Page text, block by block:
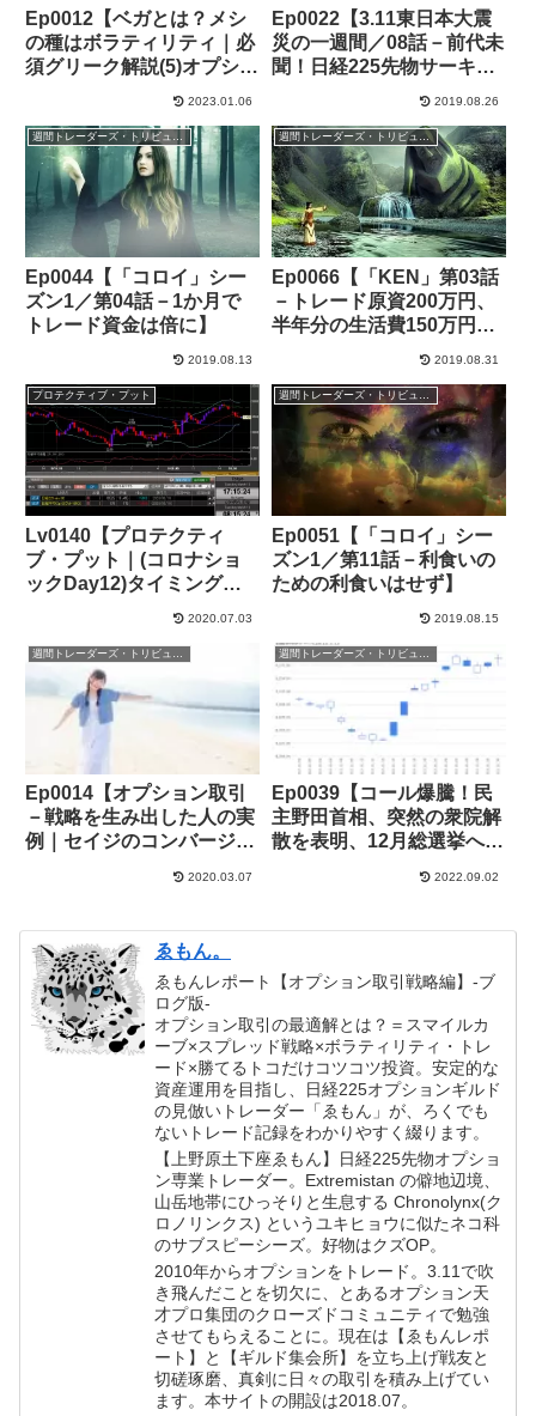
Ep0012【ベガとは？メシ
の種はボラティリティ｜必
須グリーク解説(5)オプショ
2023.01.06
Ep0022【3.11東日本大震
災の一週間／08話－前代未
聞！日経225先物サーキッ
2019.08.26
週間トレーダーズ・トリビューン
Ep0044【「コロイ」シー
ズン1／第04話－1か月で
トレード資金は倍に】
2019.08.13
週間トレーダーズ・トリビューン
Ep0066【「KEN」第03話
－トレード原資200万円、
半年分の生活費150万円で
2019.08.31
プロテクティブ・プット
Lv0140【プロテクティ
ブ・プット｜(コロナショ
ックDay12)タイミングを
2020.07.03
週間トレーダーズ・トリビューン
Ep0051【「コロイ」シー
ズン1／第11話－利食いの
ための利食いはせず】
2019.08.15
週間トレーダーズ・トリビューン
Ep0014【オプション取引
－戦略を生み出した人の実
例｜セイジのコンバージョ
2020.03.07
週間トレーダーズ・トリビューン
Ep0039【コール爆騰！民
主野田首相、突然の衆院解
散を表明、12月総選挙へー
2022.09.02
ゑもん。
ゑもんレポート【オプション取引戦略編】-ブ
ログ版-
オプション取引の最適解とは？＝スマイルカ
ーブ×スプレッド戦略×ボラティリティ・トレ
ード×勝てるトコだけコツコツ投資。安定的な
資産運用を目指し、日経225オプションギルド
の見倣いトレーダー「ゑもん」が、ろくでも
ないトレード記録をわかりやすく綴ります。
【上野原土下座ゑもん】日経225先物オプショ
ン専業トレーダー。Extremistan の僻地辺境、
山岳地帯にひっそりと生息する Chronolynx(ク
ロノリンクス) というユキヒョウに似たネコ科
のサブスピーシーズ。好物はクズOP。
2010年からオプションをトレード。3.11で吹
き飛んだことを切欠に、とあるオプション天
才プロ集団のクローズドコミュニティで勉強
させてもらえることに。現在は【ゑもんレポ
ート】と【ギルド集会所】を立ち上げ戦友と
切磋琢磨、真剣に日々の取引を積み上げてい
ます。本サイトの開設は2018.07。